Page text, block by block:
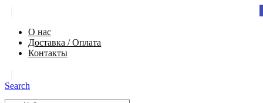
О нас
Доставка / Оплата
Контакты
Search